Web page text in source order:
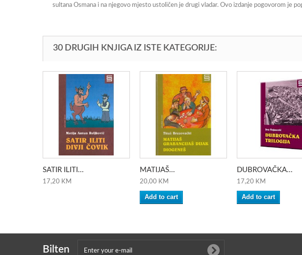
sultana Osmana i na njegovo mjesto ustoličen je drugi vladar. Ovo izdanje pogovorom je
30 DRUGIH KNJIGA IZ ISTE KATEGORIJE:
SATIR ILITI...
17,20 KM
MATIJAŠ...
20,00 KM
Add to cart
DUBROVAČKA...
17,20 KM
Add to cart
Bilten